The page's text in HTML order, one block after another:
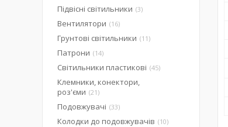
Підвісні світильники 3
Вентилятори 16
Грунтові світильники 11
Патрони 14
Світильники пластикові 45
Клемники, конектори,
роз'єми 21
Подовжувачі 33
Колодки до подовжувачів 10